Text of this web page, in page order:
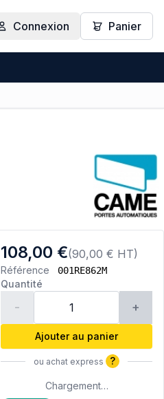
Connexion Panier
108,00 €(90,00 € HT)
Référence 001RE862M
Quantité
- +
Ajouter au panier
ou achat express ?
Chargement…